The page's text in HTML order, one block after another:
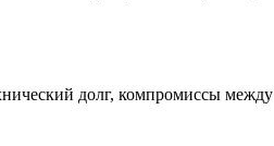
долг, компромиссы